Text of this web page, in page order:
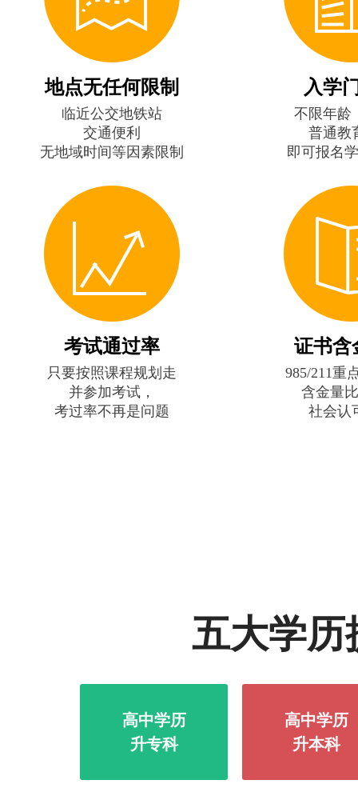
地点无任何限制
临近公交地铁站
交通便利
无地域时间等因素限制
入学
不限年龄
普通教
即可报名
考试通过率
只要按照课程规划走
并参加考试，
考过率不再是问题
证书含
985/211重
含金量
社会认
五大学历
高中学历
升专科
高中学历
升本科